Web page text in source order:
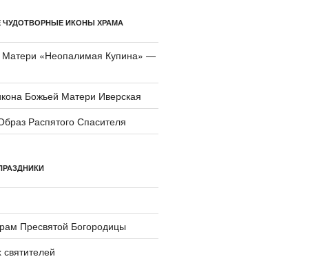
ИКОНЫ ХРАМА
Матери «Неопали­мая Купина» —
Божьей Матери Иверская
Распятого Спасителя
Пресвятой Богородицы